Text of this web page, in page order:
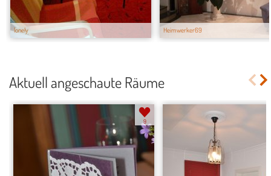
lonely Heimwerker69
Aktuell angeschaute Räume
9